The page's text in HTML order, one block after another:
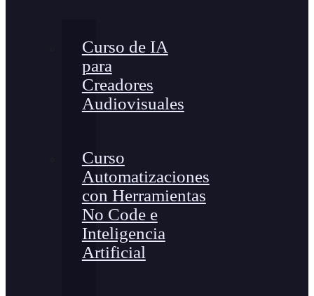
Curso de IA
para
Creadores
Audiovisuales
Curso
Automatizaciones
con Herramientas
No Code e
Inteligencia
Artificial